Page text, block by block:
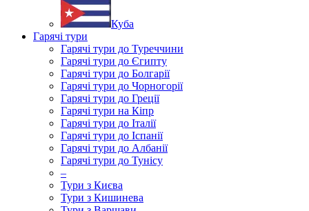
Куба
Гарячі тури
Гарячі тури до Туреччини
Гарячі тури до Єгипту
Гарячі тури до Болгарії
Гарячі тури до Чорногорії
Гарячі тури до Греції
Гарячі тури на Кіпр
Гарячі тури до Італії
Гарячі тури до Іспанії
Гарячі тури до Албанії
Гарячі тури до Тунісу
–
Тури з Києва
Тури з Кишинева